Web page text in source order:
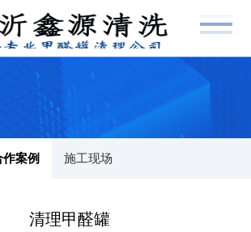
作案例 施工现场
清理甲醛罐